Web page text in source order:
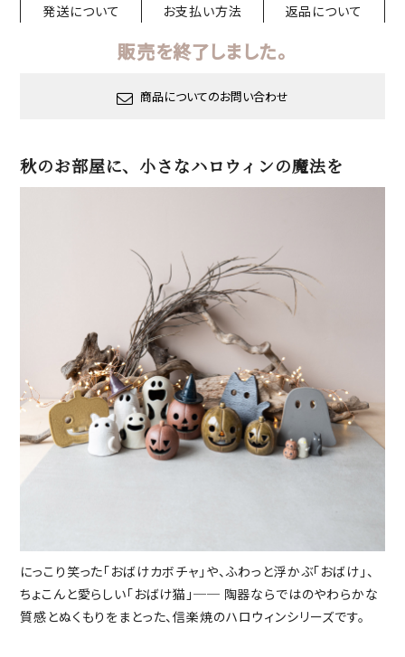
発送について お支払い方法 返品について
販売を終了しました。
商品についてのお問い合わせ
秋のお部屋に、小さなハロウィンの魔法を
にっこり笑った「おばけカボチャ」や、ふわっと浮かぶ「おばけ」、
ちょこんと愛らしい「おばけ猫」── 陶器ならではのやわらかな
質感とぬくもりをまとった、信楽焼のハロウィンシリーズです。